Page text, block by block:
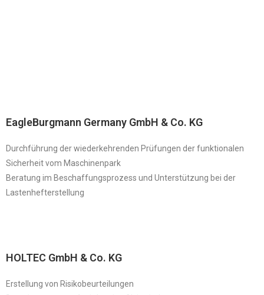
EagleBurgmann Germany GmbH & Co. KG
Durchführung der wiederkehrenden Prüfungen der funktionalen
Sicherheit vom Maschinenpark
Beratung im Beschaffungsprozess und Unterstützung bei der
Lastenhefterstellung
HOLTEC GmbH & Co. KG
Erstellung von Risikobeurteilungen